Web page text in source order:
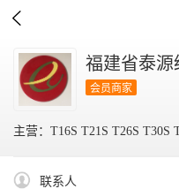

福建省泰源
会员商家
主营：T16S T21S T26S T30S
联系人